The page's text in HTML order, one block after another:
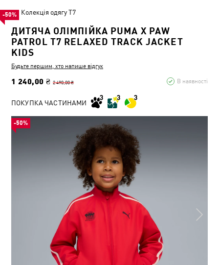
Колекція одягу T7
ДИТЯЧА ОЛІМПІЙКА PUMA X PAW
PATROL T7 RELAXED TRACK JACKET
KIDS
Будьте першим, хто напише відгук
1 240,00 ₴ 2 490,00 ₴ В наявності
-50%
ПОКУПКА ЧАСТИНАМИ
-50%